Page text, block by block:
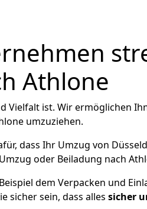
Athlone
Vielfalt ist. Wir ermöglichen
umzuziehen.
dass Ihr Umzug von
oder Beiladung nach
dem Verpacken und
sicher sein, dass alles sicher